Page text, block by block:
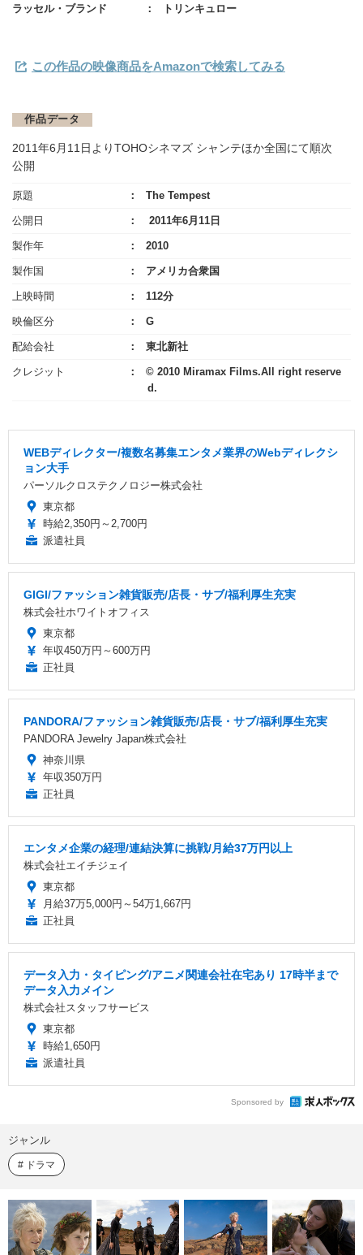
ラッセル・ブランド トリンキュロー
この作品の映像商品をAmazonで検索してみる
作品データ
2011年6月11日よりTOHOシネマズ シャンテほか全国にて順次
公開
原題 The Tempest
公開日 2011年6月11日
製作年 2010
製作国 アメリカ合衆国
上映時間 112分
映倫区分 G
配給会社 東北新社
クレジット
© 2010 Miramax Films.All right reserve
d.
WEBディレクター/複数名募集エンタメ業界のWebディレクシ
ョン大手
パーソルクロステクノロジー株式会社
東京都
時給2,350円～2,700円
派遣社員
GIGI/ファッション雑貨販売/店長・サブ/福利厚生充実
株式会社ホワイトオフィス
東京都
年収450万円～600万円
正社員
PANDORA/ファッション雑貨販売/店長・サブ/福利厚生充実
PANDORA Jewelry Japan株式会社
神奈川県
年収350万円
正社員
エンタメ企業の経理/連結決算に挑戦/月給37万円以上
株式会社エイチジェイ
東京都
月給37万5,000円～54万1,667円
正社員
データ入力・タイピング/アニメ関連会社在宅あり 17時半まで
データ入力メイン
株式会社スタッフサービス
東京都
時給1,650円
派遣社員
Sponsored by
ジャンル
ドラマ